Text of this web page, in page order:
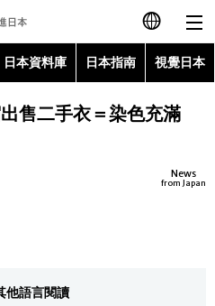
日本語
English
日本資料庫 日本指南 視覺日本
售二手衣＝染色充滿
News
from Japan
他語言閱讀